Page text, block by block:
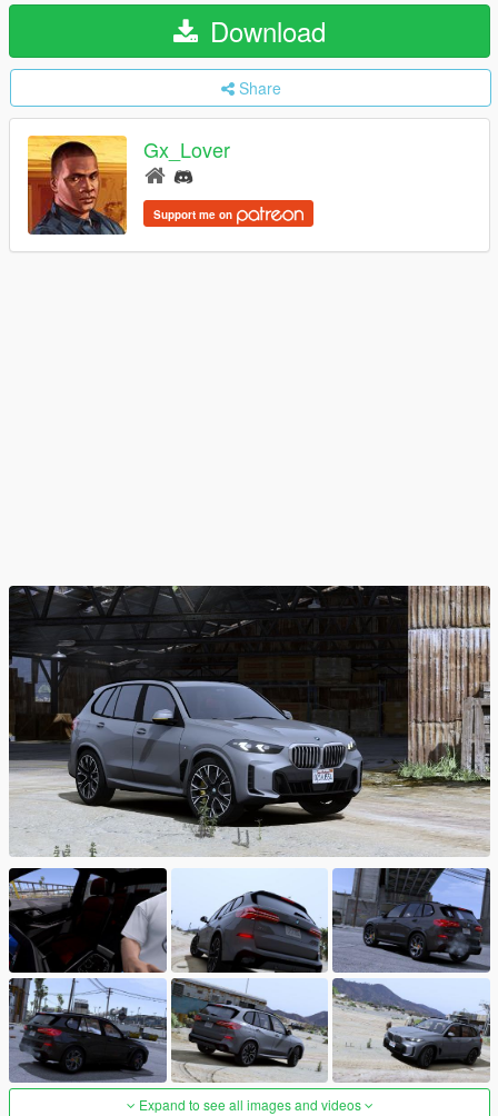
Download
Share
Gx_Lover
Support me on
Expand to see all images and videos